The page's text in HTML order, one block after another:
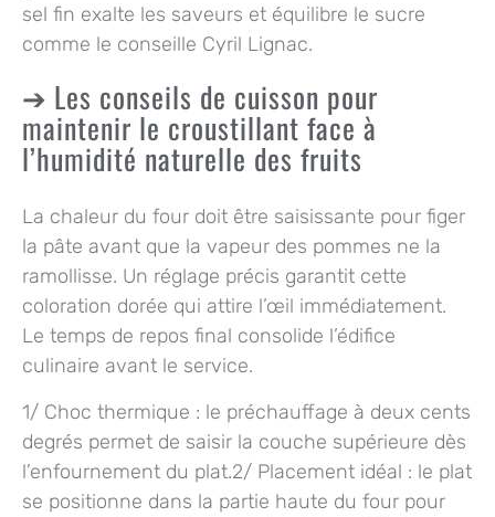
sel fin exalte les saveurs et équilibre le sucre
comme le conseille Cyril Lignac.
Les conseils de cuisson pour
maintenir le croustillant face à
l’humidité naturelle des fruits
La chaleur du four doit être saisissante pour figer
la pâte avant que la vapeur des pommes ne la
ramollisse. Un réglage précis garantit cette
coloration dorée qui attire l’œil immédiatement.
Le temps de repos final consolide l’édifice
culinaire avant le service.
1/ Choc thermique : le préchauffage à deux cents
degrés permet de saisir la couche supérieure dès
l’enfournement du plat.2/ Placement idéal : le plat
se positionne dans la partie haute du four pour